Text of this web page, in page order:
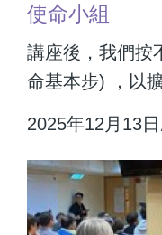
使命小組
講座後，我們按
命基本步) ，以
2025年12月13